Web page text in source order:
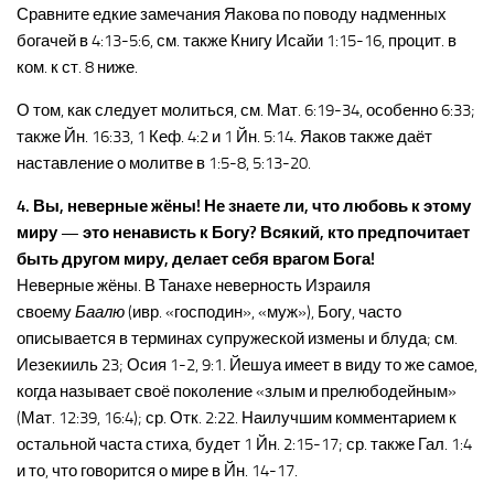
Сравните едкие замечания Яакова по поводу надменных
богачей в 4:13-5:6, см. также Книгу Исайи 1:15-16, процит. в
ком. к ст. 8 ниже.
О том, как следует молиться, см. Мат. 6:19-34, особенно 6:33;
также Йн. 16:33, 1 Кеф. 4:2 и 1 Йн. 5:14. Яаков также даёт
наставление о молитве в 1:5-8, 5:13-20.
4. Вы, неверные жёны! Не знаете ли, что любовь к этому
миру — это ненависть к Богу? Всякий, кто предпочитает
быть другом миру, делает себя врагом Бога!
Неверные жёны. В Танахе неверность Израиля
своемуБаалю(ивр. «господин», «муж»), Богу, часто
описывается в терминах супружеской измены и блуда; см.
Иезекииль 23; Осия 1-2, 9:1. Йешуа имеет в виду то же самое,
когда называет своё поколение «злым и прелюбодейным»
(Мат. 12:39, 16:4); ср. Отк. 2:22. Наилучшим комментарием к
остальной часта стиха, будет 1 Йн. 2:15-17; ср. также Гал. 1:4
и то, что говорится о мире в Йн. 14-17.